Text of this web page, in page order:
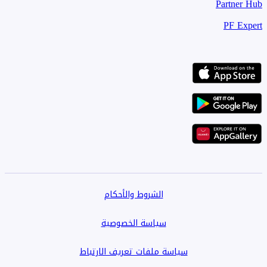
Partner Hub
PF Expert
الشروط والأحكام
سياسة الخصوصية
سياسة ملفات تعريف الارتباط